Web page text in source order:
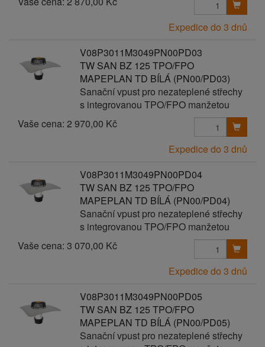
Expedice do 3 dnů
V08P3011M3049PN00PD03
TW SAN BZ 125 TPO/FPO
MAPEPLAN TD BÍLÁ (PN00/PD03)
Sanační vpust pro nezateplené střechy
s integrovanou TPO/FPO manžetou
Vaše cena: 2 970,00 Kč
Expedice do 3 dnů
V08P3011M3049PN00PD04
TW SAN BZ 125 TPO/FPO
MAPEPLAN TD BÍLÁ (PN00/PD04)
Sanační vpust pro nezateplené střechy
s integrovanou TPO/FPO manžetou
Vaše cena: 3 070,00 Kč
Expedice do 3 dnů
V08P3011M3049PN00PD05
TW SAN BZ 125 TPO/FPO
MAPEPLAN TD BÍLÁ (PN00/PD05)
Sanační vpust pro nezateplené střechy